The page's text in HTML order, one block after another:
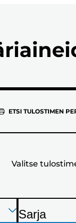
ETSI TULOSTIMEN
Valitse
Paina
Sarja
Paina